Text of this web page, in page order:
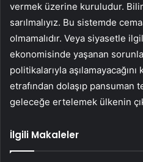
vermek üzerine kuruludur.
sarılmalıyız. Bu sistemde
olmamalıdır. Veya siyasetle
ekonomisinde yaşanan
politikalarıyla
etrafından dolaşıp pansuman
geleceğe ertelemek ülkenin
İlgili Makaleler